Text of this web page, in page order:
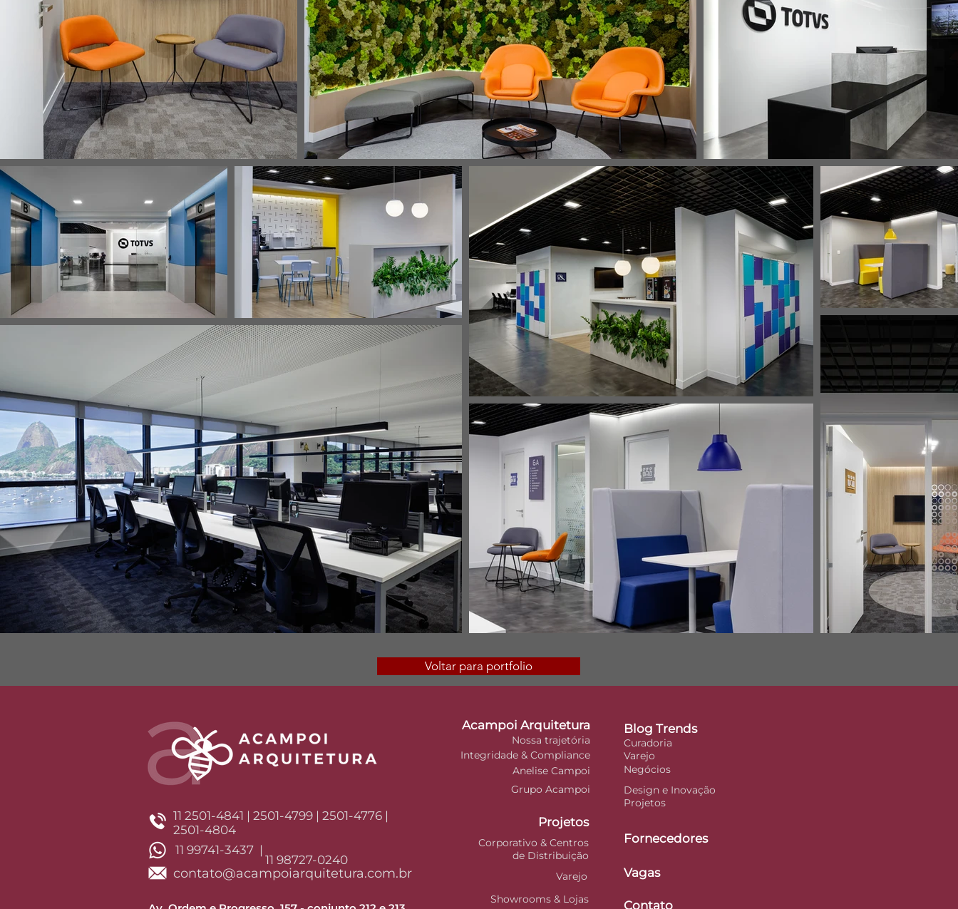
Voltar para portfolio
11 2501-4841 | 2501-4799 | 2501-4776 |
2501-4804
11 98727-0240
11 99741-3437 |
contato@acampoiarquitetura.com.br
Acampoi Arquitetura
Nossa trajetória
Integridade & Compliance
Anelise Campoi
Grupo Acampoi
Projetos
Corporativo & Centros
de Distribuição
Varejo
Showrooms & Lojas
Varejo
Curadoria
Blog Trends
Negócios
Projetos
Design e Inovação
Fornecedores
Vagas
Contato